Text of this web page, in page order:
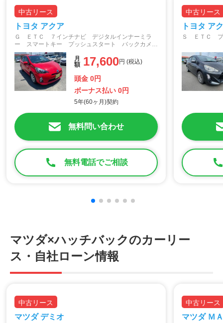
加速
中古リース
トヨタ アクア
Ｇ ＥＴＣ ７インチナビ デジタルインナーミラ
ー スマートキー プッシュスタート バックカメ
ラ Ｂｌｕｅｔｏｏｔｈ接続 ＣＤ、ＤＶＤ
月
額 17,600円 (税込)
頭金 0円
ボーナス払い 0円
5年(60ヶ月)契約
無料問い合わせ
無料電話でご相談
中古リース
トヨタ ア
Ｓ ＥＴＣ プ
マツダ×ハッチバックのカーリー
ス・自社ローン情報
中古リース
マツダ デミオ
中古リース
マツダ Ｍ